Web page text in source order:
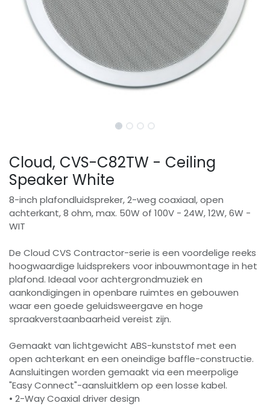
Cloud, CVS-C82TW - Ceiling
Speaker White
8-inch plafondluidspreker, 2-weg coaxiaal, open
achterkant, 8 ohm, max. 50W of 100V - 24W, 12W, 6W -
WIT
De Cloud CVS Contractor-serie is een voordelige reeks
hoogwaardige luidsprekers voor inbouwmontage in het
plafond. Ideaal voor achtergrondmuziek en
aankondigingen in openbare ruimtes en gebouwen
waar een goede geluidsweergave en hoge
spraakverstaanbaarheid vereist zijn.
Gemaakt van lichtgewicht ABS-kunststof met een
open achterkant en een oneindige baffle-constructie.
Aansluitingen worden gemaakt via een meerpolige
"Easy Connect"-aansluitklem op een losse kabel.
• 2-Way Coaxial driver design